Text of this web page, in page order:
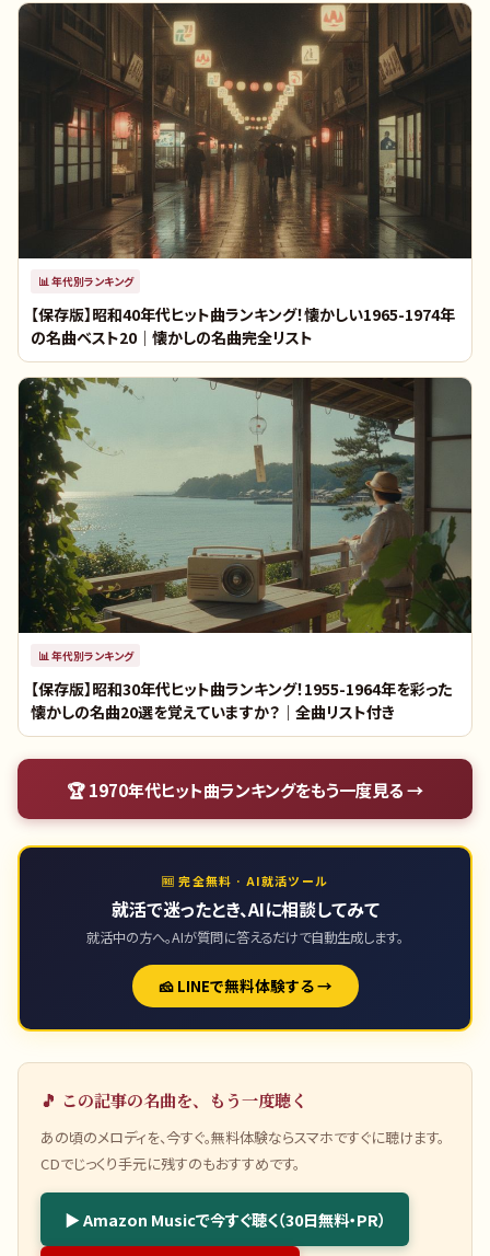
📊 年代別ランキング
【保存版】昭和40年代ヒット曲ランキング！懐かしい1965-1974年
の名曲ベスト20｜懐かしの名曲完全リスト
📊 年代別ランキング
【保存版】昭和30年代ヒット曲ランキング！1955-1964年を彩った
懐かしの名曲20選を覚えていますか？｜全曲リスト付き
🏆1970年代ヒット曲ランキングをもう一度見る →
🆓 完全無料 · AI就活ツール
就活で迷ったとき、AIに相談してみて
就活中の方へ。AIが質問に答えるだけで自動生成します。
🧀 LINEで無料体験する →
🎵 この記事の名曲を、もう一度聴く
あの頃のメロディを、今すぐ。無料体験ならスマホですぐに聴けます。
CDでじっくり手元に残すのもおすすめです。
▶ Amazon Musicで今すぐ聴く（30日無料・PR）